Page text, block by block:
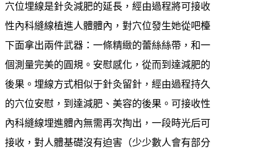
穴位埋線是針灸減肥的延長，經由過程將可接收
性內科縫線植進人體體內，對穴位發生她從吧檯
下面拿出兩件武器：一條精緻的蕾絲絲帶，和一
個測量完美的圓規。安慰感化，從而到達減肥的
後果。埋線方式相似于針灸留針，經由過程持久
的穴位安慰，到達減肥、美容的後果。可接收性
內科縫線埋進體內無需再次掏出，一段時光后可
接收，對人體基礎沒有迫害（少少數人會有部分